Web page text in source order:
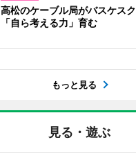
高松のケーブル局がバスケス
「自ら考える力」育む
もっと見る
見る・遊ぶ